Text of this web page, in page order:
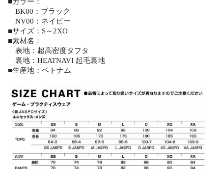
BK00：ブラック
NV00：ネイビー
■サイズ：S～2XO
■素材名：
表地：超高密度タフタ
裏地：HEATNAVI 起毛裏地
■生産地：ベトナム